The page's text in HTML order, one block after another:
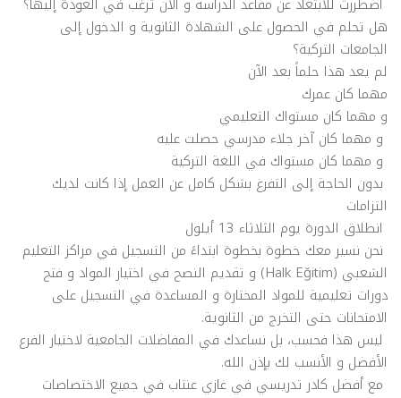
هل تحلم في الحصول على الشهادة الثانوية و الدخول إلى
الجامعات التركية؟
لم يعد هذا حلماً بعد الآن
مهما كان عمرك
و مهما كان مستواك التعليمي
و مهما كان آخر جلاء مدرسي حصلت عليه
و مهما كان مستواك في اللغة التركية
بدون الحاجة إلى التفرغ بشكل كامل عن العمل إذا كانت لديك
التزامات
انطلاق الدورة يوم الثلاثاء 13 أيلول
نحن نسير معك خطوة بخطوة ابتداءً من التسجيل في مراكز التعليم
الشعبي (Halk Eğitim) و تقديم النصح في اختيار المواد و فتح
دورات تعليمية للمواد المختارة و المساعدة في التسجيل على
الامتحانات حتى التخرج من الثانوية.
ليس هذا فحسب، بل نساعدك في المفاضلات الجامعية لاختيار الفرع
الأفضل و الأنسب لك بإذن الله.
مع أفضل كادر تدريسي في غازي عنتاب في جميع الاختصاصات